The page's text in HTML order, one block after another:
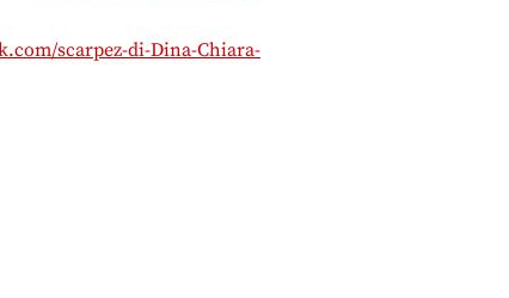
scarpez-di-Dina-Chiara-